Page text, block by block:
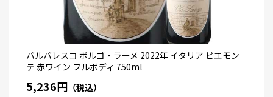
バルバレスコ ボルゴ・ラーメ 2022年 イタリア ピエモン
テ 赤ワイン フルボディ 750ml
5,236円 （税込）